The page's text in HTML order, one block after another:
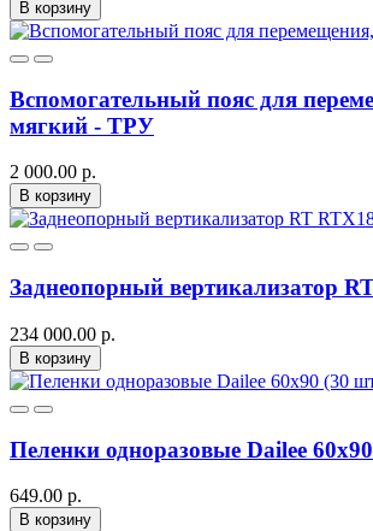
В корзину
Вспомогательный пояс для
мягкий - ТРУ
2 000.00 р.
В корзину
Заднеопорный вертикализатор
234 000.00 р.
В корзину
Пеленки одноразовые Dailee
649.00 р.
В корзину